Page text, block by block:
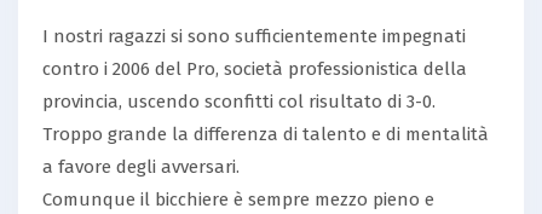
I nostri ragazzi si sono sufficientemente impegnati
contro i 2006 del Pro, società professionistica della
provincia, uscendo sconfitti col risultato di 3-0.
Troppo grande la differenza di talento e di mentalità
a favore degli avversari.
Comunque il bicchiere è sempre mezzo pieno e